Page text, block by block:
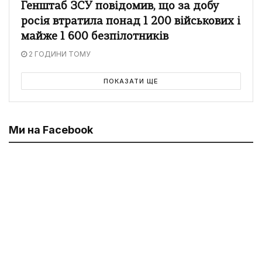
Генштаб ЗСУ повідомив, що за добу
росія втратила понад 1 200 військових і
майже 1 600 безпілотників
2 ГОДИНИ ТОМУ
ПОКАЗАТИ ЩЕ
Ми на Facebook